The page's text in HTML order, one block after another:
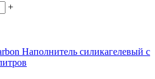
+
Наполнитель силикагелевый с